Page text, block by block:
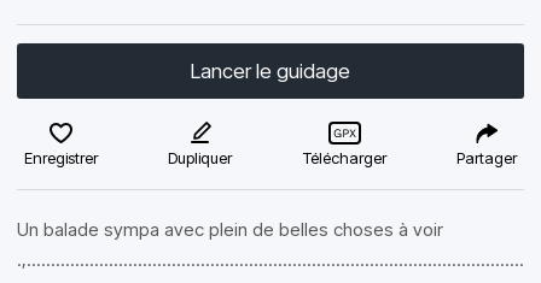
Lancer le guidage
Enregistrer Dupliquer Télécharger Partager
Un balade sympa avec plein de belles choses à voir
.,.......................................................................................................